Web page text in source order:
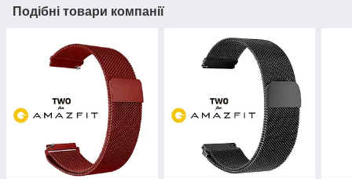
Подібні товари компанії